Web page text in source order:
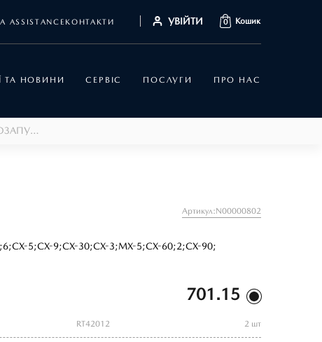
ASSISTANCE КОНТАКТИ УВІЙТИ 0 Кошик
ТА НОВИНИ СЕРВІС ПОСЛУГИ ПРО НАС
ПІДКЛЮЧЕННЯ ДИСТАНЦІЙНОГО АВТОЗАПУСКУ
Артикул:N00000802
6;CX-5;CX-9;CX-30;CX-3;MX-5;CX-60;2;CX-90;
701.15
RT42012 2 шт